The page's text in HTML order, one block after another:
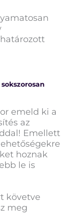
emeld ki a
az
Emellett
hoznak
le is
követve
meg